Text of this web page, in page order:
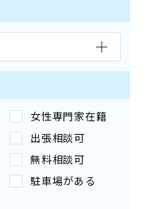
女性専門家在籍
出張相談可
無料相談可
駐車場がある